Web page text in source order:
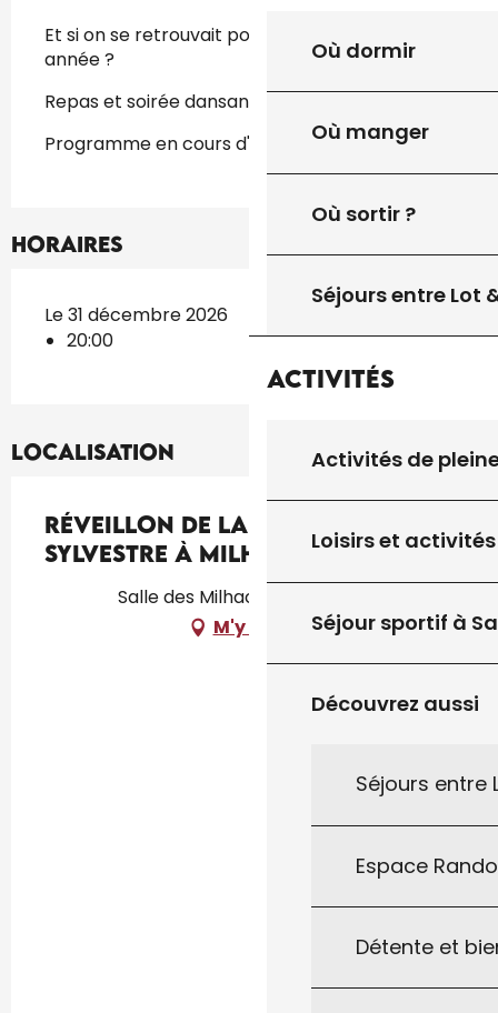
Où dormir
Où manger
Où sortir ?
Séjours entre Lot
Activités
Activités de
Loisirs et activités
Séjour sportif à
Découvrez aussi
Séjours entre
Espace
Détente et
Et si on se retrouvait pour fêter la nouvelle
année ?
Repas et soirée dansante avec DJ Will
Programme en cours d'élaboration
Horaires
Le 31 décembre 2026
20:00
Localisation
Réveillon de la Saint-
Sylvestre à Milhac
Salle des Milhac, 46300 Milhac
M'y rendre